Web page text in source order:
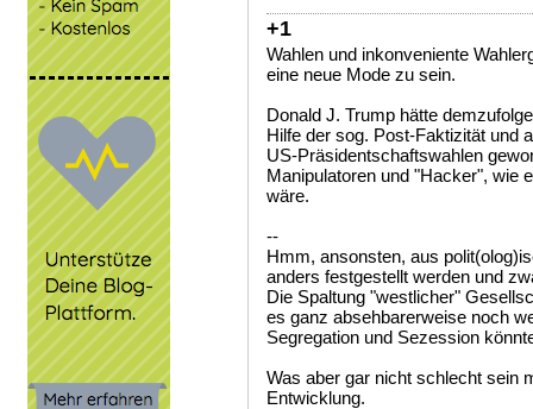
+1
Wahlen und in­kon­ve­ni­ente
eine neue Mode zu sein.
Donald J. Trump hätte
Hilfe der sog. Post-Faktizität und
US-Präsidentschaftswahlen
Manipulatoren und "Hacker", wie
wäre.
--
Hmm, ansonsten, aus
anders festgestellt werden und
Die Spaltung "westlicher"
es ganz absehbarerweise noch
Segregation und Sezession
Was aber gar nicht schlecht sein
Entwicklung.